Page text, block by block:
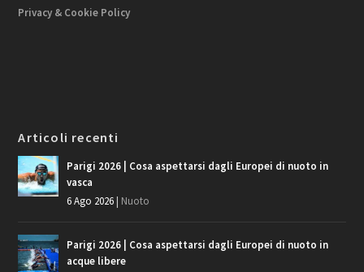
Privacy & Cookie Policy
Articoli recenti
Parigi 2026 | Cosa aspettarsi dagli Europei di nuoto in
vasca
6 Ago 2026 Nuoto
Parigi 2026 | Cosa aspettarsi dagli Europei di nuoto in
acque libere